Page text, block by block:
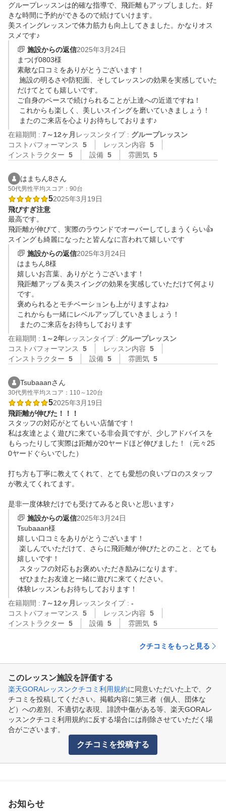
グループレッスンは的確な指導で、飛距離もアップしました。好
きな時間に予約ができるので続けていけます。
美スイングレッスンで体力筋力も向上してきました。かなりオス
スメです♪
施設からの返信2025年3月24日
まつげ0803様
素敵な口コミをありがとうございます！
だけてとても嬉しいです。
ご自身のペースで続けられることが上達への近道ですね！
またのご来店を心よりお待ちしております♪
在籍期間 : 7～12ヶ月 レッスンタイプ : グループレッスン
コストパフォーマンス
5 レッスン内容 5
インストラクター 5 設備 5 雰囲気 5
はまちん8さん
50代男性平均スコア：90台
52025年3月19日
飛びすぎ注意
最高です。
飛距離が伸びて、実際のラウンドでオーバーしてしまうくらい👍
スイングも綺麗になったと皆んなに言われて嬉しいです
施設からの返信2025年3月24日
はまちん8様
嬉しいお言葉、ありがとうございます！
飛距離アップ＆美スイングの効果を実感していただけて何より
です。
褒められるとモチベーションも上がりますよね♪
これからも一緒にレベルアップしていきましょう！
またのご来店をお待ちしております
在籍期間 : 1～2年レッスンタイプ : グループレッスン
コストパフォーマンス
5 レッスン内容 5
インストラクター 5 設備 5 雰囲気 5
Tsubaaanさん
30代男性平均スコア：110～120台
52025年3月19日
飛距離が伸びた！！！
スタッフの対応がとてもいい店舗です！
私は友達とよく遊びに来ている非会員ですが、少しアドバイスを
もらったりして実際は距離が20ヤードほど伸びました！（元々25
0ヤードぐらいでした）
打ち方も丁寧に教えてくれて、とても愛想の良いプロのスタッフ
が教えてくれてます。
是非一度体験だけでも受けてみると良いと思います♪
施設からの返信2025年3月24日
Tsubaaan様
嬉しい口コミをありがとうございます！
嬉しいです！
体験レッスンもお待ちしております！
在籍期間 : 7～12ヶ月 レッスンタイプ : -
コストパフォーマンス
5 レッスン内容 5
インストラクター 5 設備 5 雰囲気 5
クチコミをもっと見る
このレッスン施設を評価する
楽天GORAレッスンクチコミ利用規約に同意いただいた上で、ク
チコミを投稿してください。掲載内容に第三者（個人、団体な
ど）への差別、不適切な表現、誹謗中傷がある等、楽天GORAレ
ッスンクチコミ利用規約に反する場合には削除させていただく場
合がございます。
クチコミを投稿する
お知らせ